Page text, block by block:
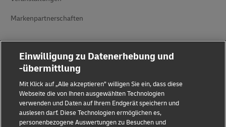
Markenpartnerschaften
Betrugserkennung
Rechtliche Hinweise
Einwilligung zu Datenerhebung und
-übermittlung
Mit Klick auf „Alle akzeptieren” willigen Sie ein, dass diese
Webseite die von Ihnen ausgewählten Technologien
verwenden und Daten auf Ihrem Endgerät speichern und
auslesen darf. Diese Technologien ermöglichen es,
personenbezogene Auswertungen zu Besuchen und